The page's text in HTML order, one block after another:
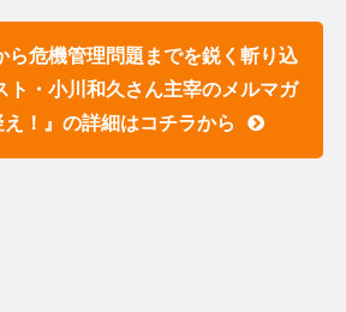
ら危機管理問題までを鋭く斬り込
ト・小川和久さん主宰のメルマガ
え！』の詳細はコチラから